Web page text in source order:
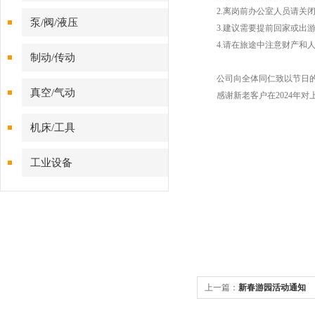
泵/阀/液压
制动/传动
真空/气动
机床/工具
工业设备
2.离岗前办公室人员请关
3.建议需要提前回家或出
4.请在旅途中注意财产和
公司向全体同仁致以节日
感谢新老客户在2024年对
上一篇： 新春游园活动通知